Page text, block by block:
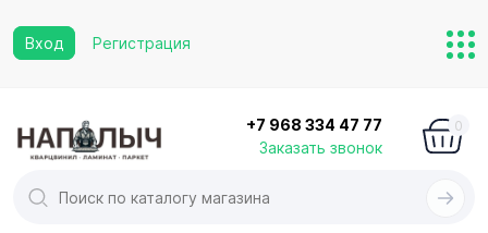
Вход Регистрация
+7 968 334 47 77
Заказать звонок
0